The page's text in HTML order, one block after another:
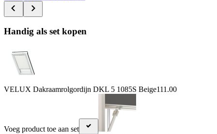
Handig als set kopen
VELUX Dakraamrolgordijn DKL 5 1085S Beige111.00
Voeg product toe aan set